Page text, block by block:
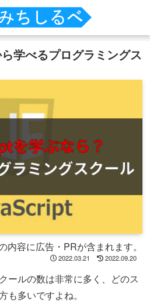
学べるプログラミングス
内容に広告・PRが含まれます。
2022.03.21 2022.09.20
ールの数は非常に多く、どのス
も多いですよね。